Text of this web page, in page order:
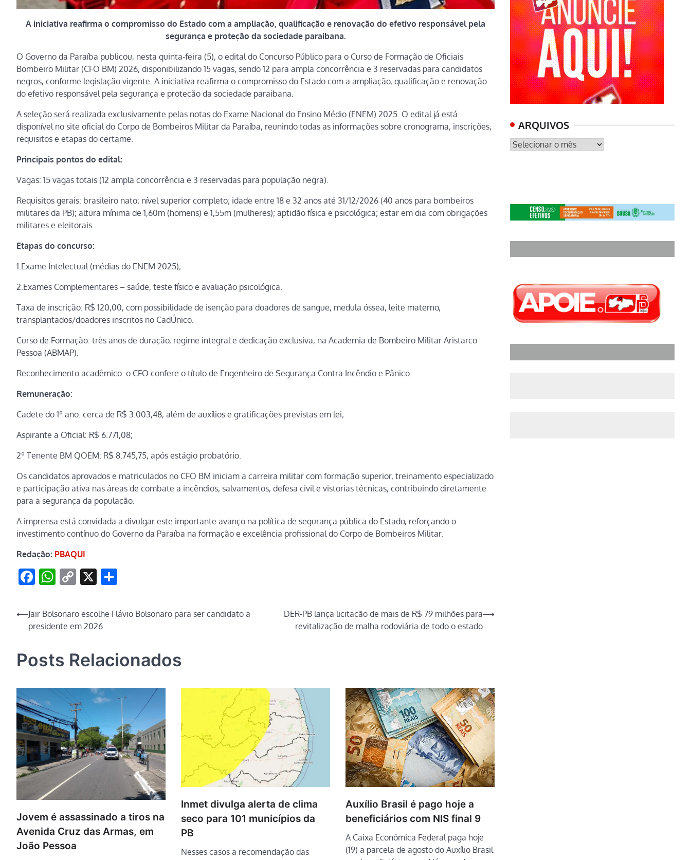
A iniciativa reafirma o compromisso do Estado com a ampliação, qualificação e renovação do efetivo responsável pela
segurança e proteção da sociedade paraibana.
O Governo da Paraíba publicou, nesta quinta-feira (5), o edital do Concurso Público para o Curso de Formação de Oficiais
Bombeiro Militar (CFO BM) 2026, disponibilizando 15 vagas, sendo 12 para ampla concorrência e 3 reservadas para candidatos
negros, conforme legislação vigente. A iniciativa reafirma o compromisso do Estado com a ampliação, qualificação e renovação
do efetivo responsável pela segurança e proteção da sociedade paraibana.
A seleção será realizada exclusivamente pelas notas do Exame Nacional do Ensino Médio (ENEM) 2025. O edital já está
disponível no site oficial do Corpo de Bombeiros Militar da Paraíba, reunindo todas as informações sobre cronograma, inscrições,
requisitos e etapas do certame.
Principais pontos do edital:
Vagas: 15 vagas totais (12 ampla concorrência e 3 reservadas para população negra).
Requisitos gerais: brasileiro nato; nível superior completo; idade entre 18 e 32 anos até 31/12/2026 (40 anos para bombeiros
militares da PB); altura mínima de 1,60m (homens) e 1,55m (mulheres); aptidão física e psicológica; estar em dia com obrigações
militares e eleitorais.
Etapas do concurso:
1.Exame Intelectual (médias do ENEM 2025);
2.Exames Complementares – saúde, teste físico e avaliação psicológica.
Taxa de inscrição: R$ 120,00, com possibilidade de isenção para doadores de sangue, medula óssea, leite materno,
transplantados/doadores inscritos no CadÚnico.
Curso de Formação: três anos de duração, regime integral e dedicação exclusiva, na Academia de Bombeiro Militar Aristarco
Pessoa (ABMAP).
Reconhecimento acadêmico: o CFO confere o título de Engenheiro de Segurança Contra Incêndio e Pânico.
Remuneração:
Cadete do 1º ano: cerca de R$ 3.003,48, além de auxílios e gratificações previstas em lei;
Aspirante a Oficial: R$ 6.771,08;
2º Tenente BM QOEM: R$ 8.745,75, após estágio probatório.
Os candidatos aprovados e matriculados no CFO BM iniciam a carreira militar com formação superior, treinamento especializado
e participação ativa nas áreas de combate a incêndios, salvamentos, defesa civil e vistorias técnicas, contribuindo diretamente
para a segurança da população.
A imprensa está convidada a divulgar este importante avanço na política de segurança pública do Estado, reforçando o
investimento contínuo do Governo da Paraíba na formação e excelência profissional do Corpo de Bombeiros Militar.
Redação: PBAQUI
Facebook
WhatsApp
Copy
X
Navegação
⟵Jair Bolsonaro escolhe Flávio Bolsonaro para ser candidato a
presidente em 2026
DER-PB lança licitação de mais de R$ 79 milhões para
revitalização de malha rodoviária de todo o estado
⟶
Posts Relacionados
Jovem é assassinado a tiros na
Avenida Cruz das Armas, em
João Pessoa
Inmet divulga alerta de clima
seco para 101 municípios da
PB
Nesses casos a recomendação das
Auxílio Brasil é pago hoje a
beneficiários com NIS final 9
A Caixa Econômica Federal paga hoje
(19) a parcela de agosto do Auxílio Brasil
ARQUIVOS
ARQUIVOS